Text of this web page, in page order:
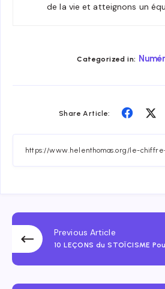
de la vie et atteignons un
Categorized in:
Share Article:
Share
Previous Article
10 LEÇONS du STOÏCISME